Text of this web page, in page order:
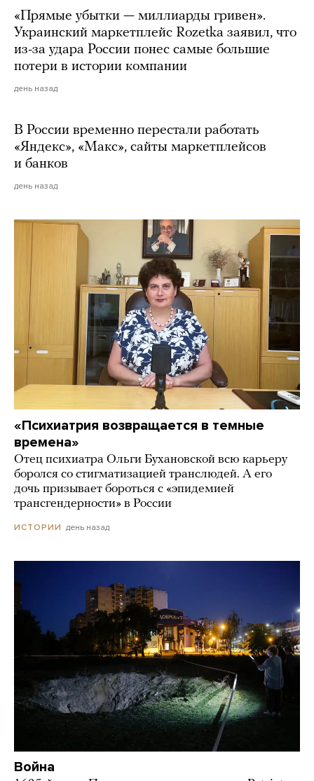
«Прямые убытки — миллиарды гривен».
Украинский маркетплейс Rozetka заявил, что
из-за удара России понес самые большие
потери в истории компании
день назад
В России временно перестали работать
«Яндекс», «Макс», сайты маркетплейсов
и банков
день назад
«Психиатрия возвращается в темные
времена»
Отец психиатра Ольги Бухановской всю карьеру
боролся со стигматизацией транслюдей. А его
дочь призывает бороться с «эпидемией
трансгендерности» в России
ИСТОРИИ день назад
Война